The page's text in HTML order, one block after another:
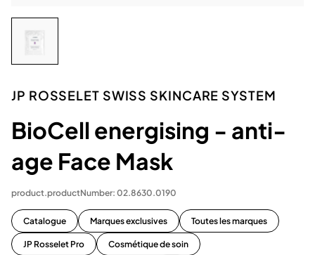
JP ROSSELET SWISS SKINCARE SYSTEM
BioCell energising - anti-
age Face Mask
product.productNumber: 02.8630.0190
Catalogue Marques exclusives Toutes les marques
JP Rosselet Pro Cosmétique de soin